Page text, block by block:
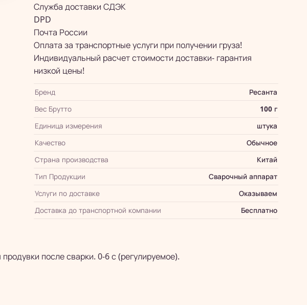
Служба доставки СДЭК
DPD
Почта России
Оплата за транспортные услуги при получении груза!
Индивидуальный расчет стоимости доставки- гарантия
низкой цены!
Бренд
Ресанта
Вес Брутто
100 г
Единица измерения
штука
Качество
Обычное
Страна производства
Китай
Тип Продукции
Сварочный аппарат
Услуги по доставке
Оказываем
Доставка до транспортной компании
Бесплатно
после сварки. 0-6 с (регулируемое).